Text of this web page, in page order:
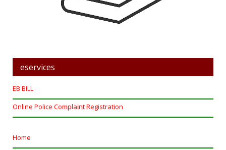
eservices
EB BILL
Online Police Complaint Registration
Home